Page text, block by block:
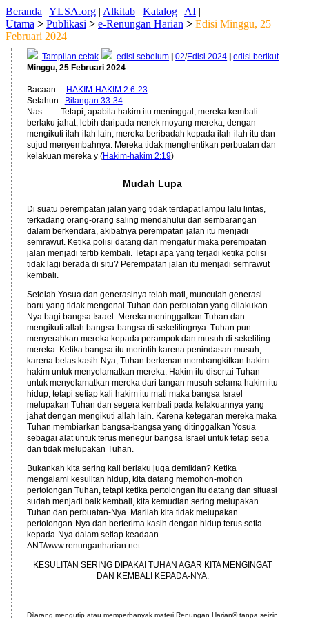
Beranda | YLSA.org | Alkitab | Katalog | AI |
Utama > Publikasi > e-Renungan Harian > Edisi Minggu, 25
Februari 2024
Tampilan cetak edisi sebelum |02/Edisi 2024 |edisi berikut
Minggu, 25 Februari 2024
Bacaan : HAKIM-HAKIM 2:6-23
Setahun : Bilangan 33-34
Nas : Tetapi, apabila hakim itu meninggal, mereka kembali
berlaku jahat, lebih daripada nenek moyang mereka, dengan
mengikuti ilah-ilah lain; mereka beribadah kepada ilah-ilah itu dan
sujud menyembahnya. Mereka tidak menghentikan perbuatan dan
kelakuan mereka y (Hakim-hakim 2:19)
Mudah Lupa
Di suatu perempatan jalan yang tidak terdapat lampu lalu lintas,
terkadang orang-orang saling mendahului dan sembarangan
dalam berkendara, akibatnya perempatan jalan itu menjadi
semrawut. Ketika polisi datang dan mengatur maka perempatan
jalan menjadi tertib kembali. Tetapi apa yang terjadi ketika polisi
tidak lagi berada di situ? Perempatan jalan itu menjadi semrawut
kembali.
Setelah Yosua dan generasinya telah mati, munculah generasi
baru yang tidak mengenal Tuhan dan perbuatan yang dilakukan-
Nya bagi bangsa Israel. Mereka meninggalkan Tuhan dan
mengikuti allah bangsa-bangsa di sekelilingnya. Tuhan pun
menyerahkan mereka kepada perampok dan musuh di sekeliling
mereka. Ketika bangsa itu merintih karena penindasan musuh,
karena belas kasih-Nya, Tuhan berkenan membangkitkan hakim-
hakim untuk menyelamatkan mereka. Hakim itu disertai Tuhan
untuk menyelamatkan mereka dari tangan musuh selama hakim itu
hidup, tetapi setiap kali hakim itu mati maka bangsa Israel
melupakan Tuhan dan segera kembali pada kelakuannya yang
jahat dengan mengikuti allah lain. Karena ketegaran mereka maka
Tuhan membiarkan bangsa-bangsa yang ditinggalkan Yosua
sebagai alat untuk terus menegur bangsa Israel untuk tetap setia
dan tidak melupakan Tuhan.
Bukankah kita sering kali berlaku juga demikian? Ketika
mengalami kesulitan hidup, kita datang memohon-mohon
pertolongan Tuhan, tetapi ketika pertolongan itu datang dan situasi
sudah menjadi baik kembali, kita kemudian sering melupakan
Tuhan dan perbuatan-Nya. Marilah kita tidak melupakan
pertolongan-Nya dan berterima kasih dengan hidup terus setia
kepada-Nya dalam setiap keadaan. --
ANT/www.renunganharian.net
KESULITAN SERING DIPAKAI TUHAN AGAR KITA MENGINGAT
DAN KEMBALI KEPADA-NYA.
Dilarang mengutip atau memperbanyak materi Renungan Harian®tanpa seizin